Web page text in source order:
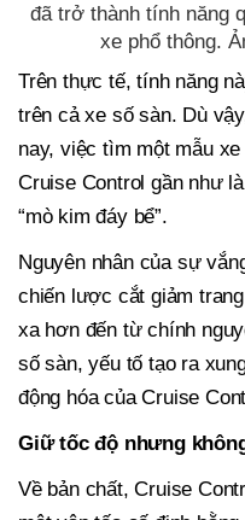
đã trở thành tính năng
xe phổ thông.
Trên thực tế, tính năng
trên cả xe số sàn. Dù
nay, việc tìm một mẫu
Cruise Control gần như
“mò kim đáy bể”.
Nguyên nhân của sự
chiến lược cắt giảm
xa hơn đến từ chính
số sàn, yếu tố tạo ra
động hóa của Cruise
Giữ tốc độ nhưng
Về bản chất, Cruise